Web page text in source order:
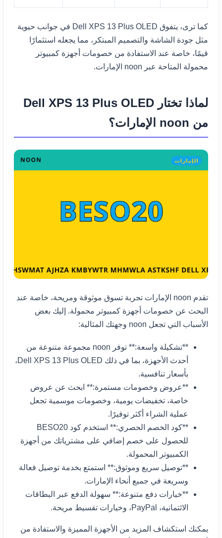
كما ترى، يتفوق Dell XPS 13 Plus OLED في جوانب حيوية
مثل جودة الشاشة والتصميم المبتكر، مما يجعله استثمارًا
قيمًا، خاصة عند الاستفادة من خصومات أجهزة كمبيوتر
محمولة المتاحة عبر noon الإمارات.
لماذا تختار Dell XPS 13 Plus OLED
من noon الإمارات؟
تقدم noon الإمارات تجربة تسوق موثوقة ومريحة، خاصة عند
البحث عن خصومات أجهزة كمبيوتر محمولة. إليك بعض
الأسباب التي تجعل noon وجهتك المثالية:
**تشكيلة واسعة:** توفر noon مجموعة متنوعة من
أحدث الأجهزة، بما في ذلك Dell XPS 13 Plus OLED،
بأسعار تنافسية.
**عروض وخصومات مستمرة:** ابحث عن عروض
خاصة، تخفيضات يومية، وخصومات موسمية تجعل
عملية الشراء أكثر توفيرًا.
**كود الخصم الحصري:** استخدم كود BESO20
للحصول على خصم إضافي على مشترياتك من أجهزة
الكمبيوتر المحمولة.
**توصيل سريع وموثوق:** استمتع بخدمة توصيل فعالة
وسريعة في جميع أنحاء الإمارات.
**خيارات دفع متنوعة:** سهولة الدفع عبر البطاقات
الائتمانية، PayPal، وخيارات تقسيط مريحة.
يمكنك استكشاف المزيد من الأجهزة المميزة والاستفادة من